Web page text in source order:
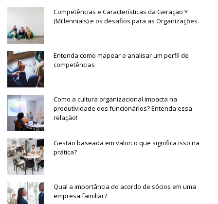
Competências e Características da Geração Y
(Millennials) e os desafios para as Organizações.
Entenda como mapear e analisar um perfil de
competências
Como a cultura organizacional impacta na
produtividade dos funcionários? Entenda essa
relação!
Gestão baseada em valor: o que significa isso na
prática?
Qual a importância do acordo de sócios em uma
empresa familiar?